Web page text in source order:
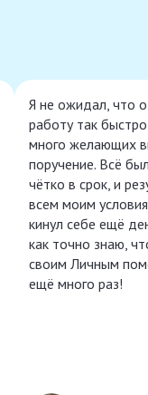
Я не ожидал, что
работу так
много желающих
поручение. Всё
чётко в срок, и
всем моим
кинул себе ещё
как точно знаю,
своим Личным
ещё много раз!